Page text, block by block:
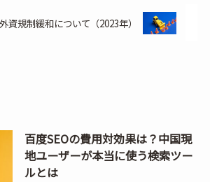
資規制緩和について（2023年）
百度SEOの費用対効果は？中国現
地ユーザーが本当に使う検索ツー
ルとは